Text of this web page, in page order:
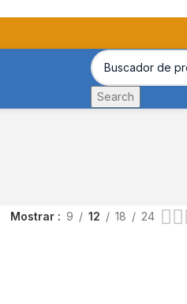
Search
Mostrar 9 12 18 24